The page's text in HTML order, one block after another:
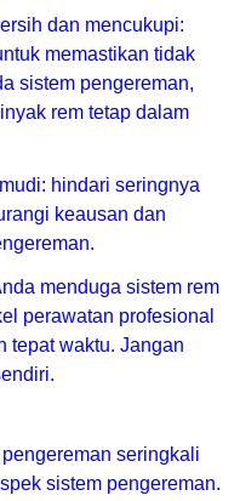
dan mencukupi:
memastikan tidak
sistem pengereman,
rem tetap dalam
hindari seringnya
keausan dan
menduga sistem rem
perawatan profesional
tepat waktu. Jangan
seringkali
sistem pengereman.